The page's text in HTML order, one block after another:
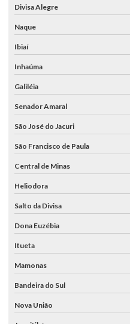
Divisa Alegre
Naque
Ibiaí
Inhaúma
Galiléia
Senador Amaral
São José do Jacuri
São Francisco de Paula
Central de Minas
Heliodora
Salto da Divisa
Dona Euzébia
Itueta
Mamonas
Bandeira do Sul
Nova União